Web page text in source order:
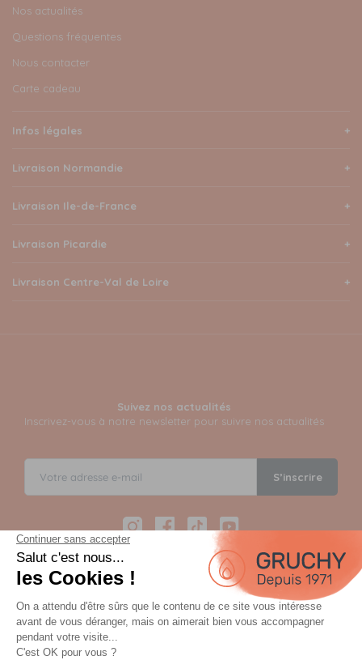
Nos actualités
Questions fréquentes
Nous contacter
Carte cadeau
Infos légales
Livraison Normandie
Livraison Ile-de-France
Livraison Picardie
Livraison Centre-Val de Loire
Suivez nos actualités
Inscrivez-vous à notre newsletter pour suivre nos actualités
S’inscrire
InstagramFacebook
TikTokYouTube
Paiement sécurisé en 12 fois avec Alma
Paiement 100% sécurisé par 3D Secure et possible en 3,